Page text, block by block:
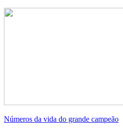
Números da vida do grande campeão